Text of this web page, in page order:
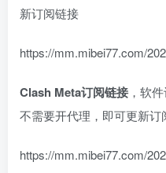
新订阅链接
https://mm.mibei77.com/
Clash Meta订阅链接 ，软
不需要开代理，即可更新订
https://mm.mibei77.com/